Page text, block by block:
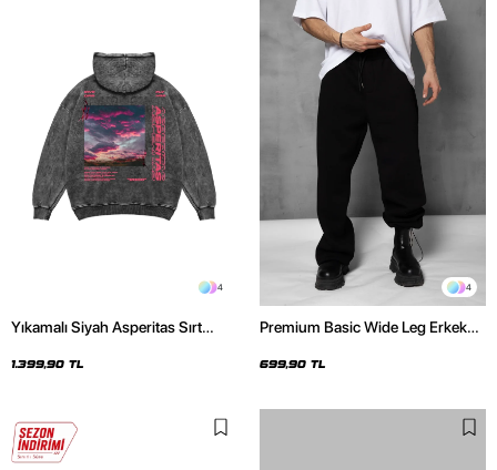
4
Yıkamalı Siyah Asperitas Sırt
1.399,90 TL
4
Premium Basic Wide Leg Erkek
699,90 TL